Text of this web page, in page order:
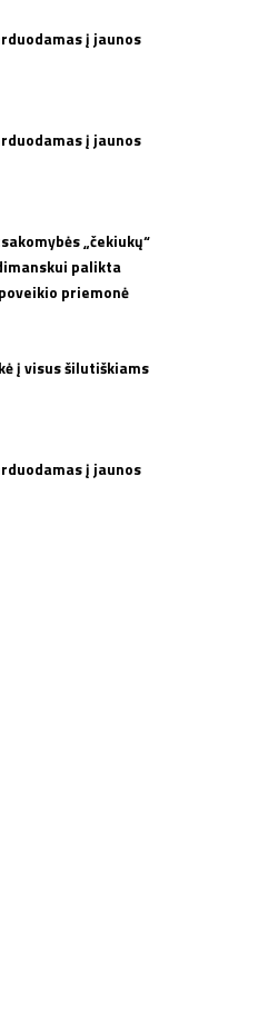
į jaunos
į jaunos
„čekiukų“
palikta
priemonė
į visus šilutiškiams
į jaunos